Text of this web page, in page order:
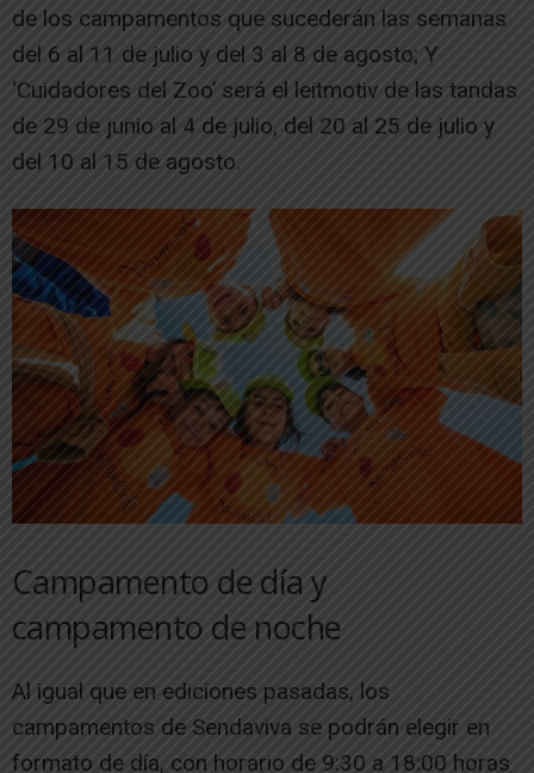
de los campamentos que sucederán las semanas
del 6 al 11 de julio y del 3 al 8 de agosto; Y
‘Cuidadores del Zoo’ será el leitmotiv de las tandas
de 29 de junio al 4 de julio, del 20 al 25 de julio y
del 10 al 15 de agosto.
Campamento de día y
campamento de noche
Al igual que en ediciones pasadas, los
campamentos de Sendaviva se podrán elegir en
formato de día, con horario de 9:30 a 18:00 horas